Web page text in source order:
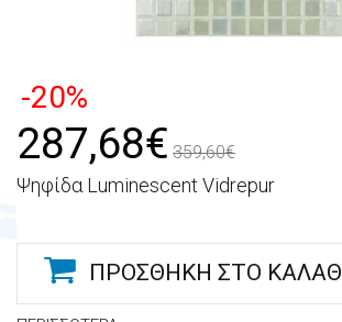
-20%
287,68€ 359,60€
Ψηφίδα Luminescent Vidrepur
ΠΡΟΣΘΉΚΗ ΣΤΟ ΚΑΛΆΘΙ